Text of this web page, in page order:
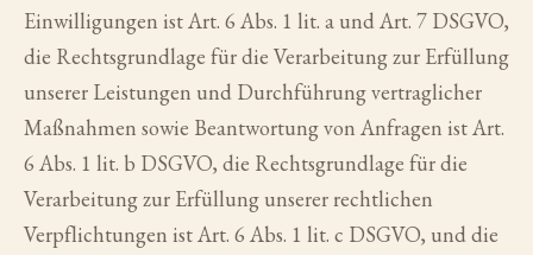
Einwilligungen ist Art. 6 Abs. 1 lit. a und Art. 7 DSGVO,
die Rechtsgrundlage für die Verarbeitung zur Erfüllung
unserer Leistungen und Durchführung vertraglicher
Maßnahmen sowie Beantwortung von Anfragen ist Art.
6 Abs. 1 lit. b DSGVO, die Rechtsgrundlage für die
Verarbeitung zur Erfüllung unserer rechtlichen
Verpflichtungen ist Art. 6 Abs. 1 lit. c DSGVO, und die